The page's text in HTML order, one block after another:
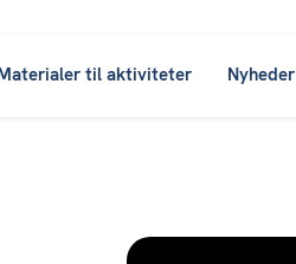
til aktiviteter Nyheder